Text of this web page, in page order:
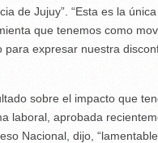
de Jujuy”. “Esta es la única
que tenemos como
para expresar nuestra
sobre el impacto que
laboral, aprobada
Nacional, dijo,